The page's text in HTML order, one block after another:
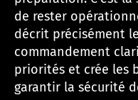
de rester
décrit précisément
commandement
priorités et crée les
garantir la sécurité